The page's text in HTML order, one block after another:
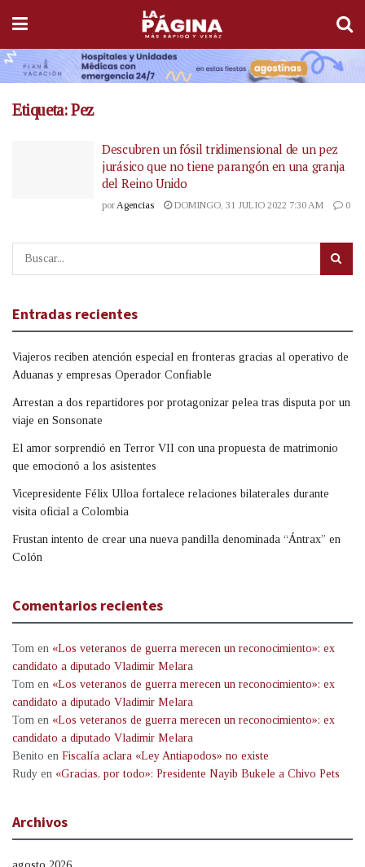
Etiqueta:Pez
Descubren un fósil tridimensional de un pez
jurásico que no tiene parangón en una granja
del Reino Unido
por Agencias DOMINGO, 31 JULIO 2022 7:30 AM 0
Entradas recientes
Viajeros reciben atención especial en fronteras gracias al operativo de
Aduanas y empresas Operador Confiable
Arrestan a dos repartidores por protagonizar pelea tras disputa por un
viaje en Sonsonate
El amor sorprendió en Terror VII con una propuesta de matrimonio
que emocionó a los asistentes
Vicepresidente Félix Ulloa fortalece relaciones bilaterales durante
visita oficial a Colombia
Frustan intento de crear una nueva pandilla denominada “Ántrax” en
Colón
Comentarios recientes
Tom en «Los veteranos de guerra merecen un reconocimiento»: ex
candidato a diputado Vladimir Melara
Tom en «Los veteranos de guerra merecen un reconocimiento»: ex
candidato a diputado Vladimir Melara
Tom en «Los veteranos de guerra merecen un reconocimiento»: ex
candidato a diputado Vladimir Melara
Benito en Fiscalía aclara «Ley Antiapodos» no existe
Rudy en «Gracias, por todo»: Presidente Nayib Bukele a Chivo Pets
Archivos